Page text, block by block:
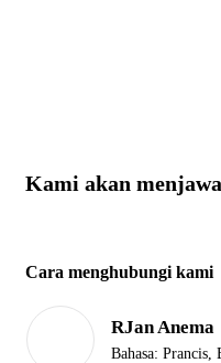
Kami akan
Cara menghubungi kami
RJan Anema
Bahasa: Prancis,